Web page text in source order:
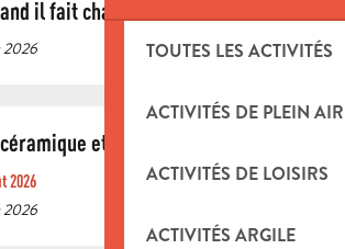
TOUTES LES ACTIVITÉS
ACTIVITÉS DE PLEIN AIR
ACTIVITÉS DE LOISIRS
ACTIVITÉS ARGILE
il fait chaud ?
2026
et aux santons
2026
2026